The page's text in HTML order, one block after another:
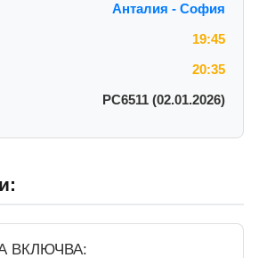
Анталия - София
19:45
20:35
PC6511 (02.01.2026)
ВКЛЮЧВА: